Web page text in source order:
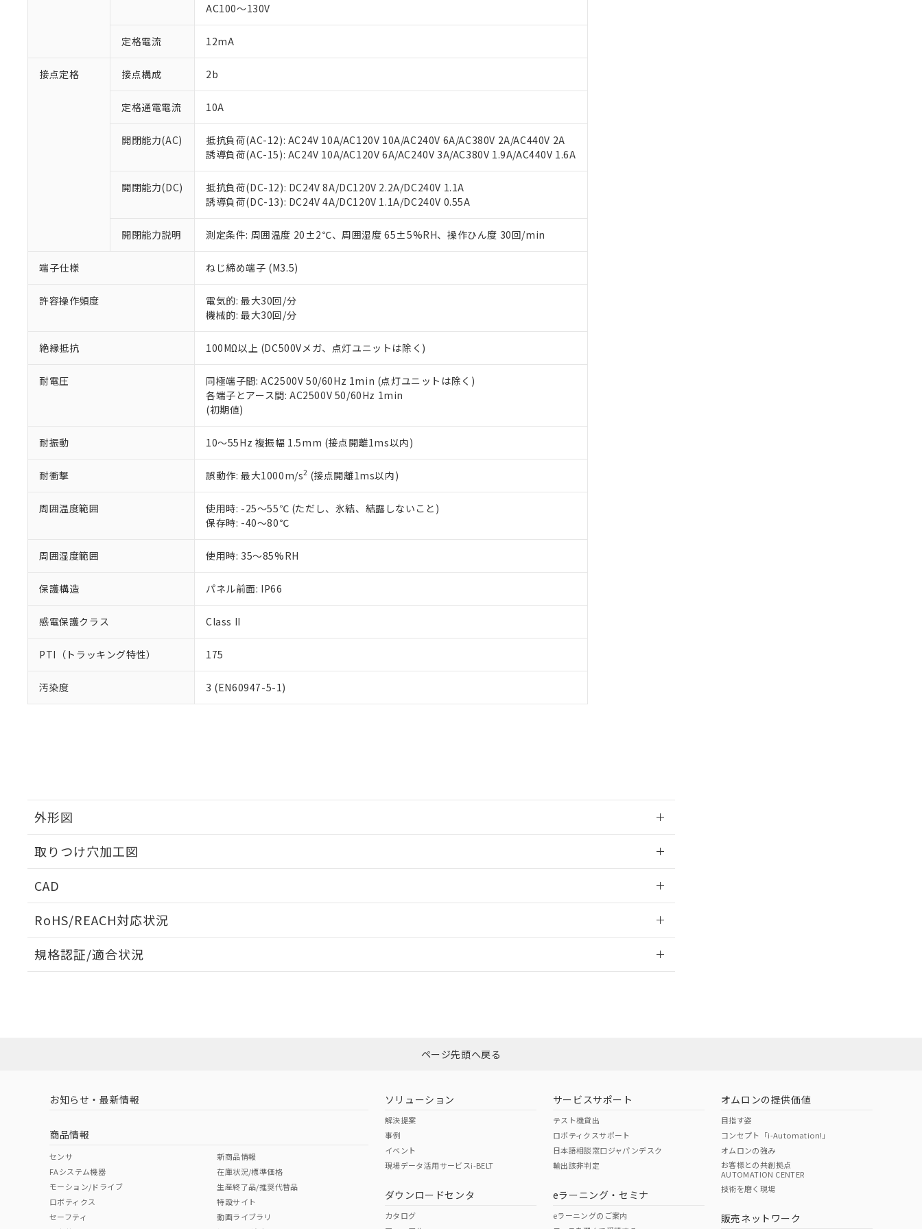
AC100～130V
定格電流 12mA
接点定格 接点構成 2b
定格通電電流 10A
開閉能力(AC)
抵抗負荷(AC-12): AC24V 10A/AC120V 10A/AC240V 6A/AC380V 2A/AC440V 2A
誘導負荷(AC-15): AC24V 10A/AC120V 6A/AC240V 3A/AC380V 1.9A/AC440V 1.6A
開閉能力(DC)
抵抗負荷(DC-12): DC24V 8A/DC120V 2.2A/DC240V 1.1A
誘導負荷(DC-13): DC24V 4A/DC120V 1.1A/DC240V 0.55A
開閉能力説明 測定条件: 周囲温度 20±2℃、周囲湿度 65±5%RH、操作ひん度 30回/min
端子仕様 ねじ締め端子 (M3.5)
許容操作頻度
電気的: 最大30回/分
機械的: 最大30回/分
絶縁抵抗 100MΩ以上 (DC500Vメガ、点灯ユニットは除く)
耐電圧
同極端子間: AC2500V 50/60Hz 1min (点灯ユニットは除く)
各端子とアース間: AC2500V 50/60Hz 1min
(初期値)
耐振動 10～55Hz 複振幅 1.5mm (接点開離1ms以内)
耐衝撃 誤動作: 最大1000m/s2 (接点開離1ms以内)
周囲温度範囲
使用時: -25～55℃ (ただし、氷結、結露しないこと)
保存時: -40～80℃
周囲湿度範囲 使用時: 35～85%RH
保護構造 パネル前面: IP66
感電保護クラス Class II
PTI（トラッキング特性） 175
汚染度 3 (EN60947-5-1)
外形図
取りつけ穴加工図
CAD
RoHS/REACH対応状況
EU RoHS 注意事項・凡例
ダウンロードはこちら
中国 RoHS 注意事項・凡例
中国 RoHS表
Pb Hg Cr(VI)
規格認証/適合状況
以下の条件をお読みいただき、同意のうえご利用ください。
正式な納期状況および標準価格はお客様のお取引先、またはお客様担当のオムロン制御機器販売店・
当社販売員にご相談ください。
オムロン制御機器販売店や当社販売拠点は「販売ネットワーク
」をご確認ください。
在庫状況および標準価格結果を当社の事前の承諾なく第三者に漏洩または開示しないようお願いしま
す。
マイパーツ機能（部品リスト作成サービス）をご利用いただくには、I-Webメンバーズにご登録され
ている必要があります。
が、当社の製品・サービスに関するお客様との取引・商談に必要な範囲で利用することをご了承くだ
さい。
※当社の共同利用者とは、
いる法人を指します。
があります。
*EU RoHS指令（10物質）：
六価クロム(Cr(Ⅵ)) 1000ppm以下、ポリ臭化ビフェニル類(PBB) 1000ppm以下、ポリ臭化ジフェニルエーテル類(PBDE) 1000ppm以下、
但し、RoHS指令で産業用監視および制御機器に対する適用除外項目は除く。
フタル酸エステル類の４物質については閾値を超える意図的な使用がないことを確認しています。
※2 対応予定月
部品在庫の切り替え状況などにより、予定月が前後することがあります。
※3 非含有証明書ダウンロード
EU RoHS指令（10物質）の非含有証明書
51物質の非含有証明書（当社基準）
※本証明書は発行日時点で非含有を証明するもので、過去に遡って非含有を証明するものではありません。
また、RoHS指令のフタル酸エステル類４物質の対応では、対応完了までの期間は出荷製品に未対応品が
混在することから備考欄に対応日を記載しておりました。
既に当社にて対応品への在庫切替を完了していることから、特段のことがない限り、2022年1月12日よ
「×」：最大均質材料含有率が中国RoHSの基準値を超えていることを示します。
「－」：未確認です。当社販売部門へお問い合わせください。
Pb(鉛) :1000ppm、 Hg(水銀) : 1000ppm、 Cd(カドミウム) : 100ppm、
DBP(フタル酸ジブチル) : 1000ppm、 DIBP(フタル酸ジイソブチル) : 1000ppm、 BBP(フタル酸ブチルベンジル) : 1000ppm、
※2 環境保護使用期限
「ｅ」：有害物質（10物質）のすべてが基準値以下であることを示します。
「10」：通常の使用状況下において有害物質が外部に漏えいし、環境に深刻な影響を及ぼさない年数を意
味します。
「－」：未確認です。当社販売部門へお問い合わせください。
う）を輸出または国外への提供する場合は、日本国政府の輸出許可(または役務取引許可)を取得する
置等に一切使用いたしません。
当社は、貴社製品を第三者に販売する場合は、上記1、2および3の内容を当該第三者に通知します。
また当社は、販売先および販売に係わる関係者が違法に輸出するおそれがある場合は、取り引きをい
たしません。
記
説明
△ 一定数には満たないが在庫あり
－
在庫なし(最新の在庫状況については、お客様のお取引先、またはお客様担当のオムロン制御
機器販売店・当社販売員にご確認ください)
空
白
受注生産機種、また在庫状況の情報を公開していない機種
ページ先頭へ戻る
お知らせ・最新情報
商品情報
センサ
FAシステム機器
モーション/ドライブ
ロボティクス
セーフティ
新商品情報
在庫状況/標準価格
生産終了品/推奨代替品
特設サイト
動画ライブラリ
ソリューション
解決提案
事例
イベント
現場データ活用サービスi-BELT
ダウンロードセンタ
カタログ
サービスサポート
テスト機貸出
ロボティクスサポート
日本語相談窓口ジャパンデスク
輸出該非判定
eラーニング・セミナ
eラーニングのご案内
オムロンの提供価値
目指す姿
コンセプト「i-Automation!」
オムロンの強み
お客様との共創拠点
AUTOMATION CENTER
技術を磨く現場
販売ネットワーク